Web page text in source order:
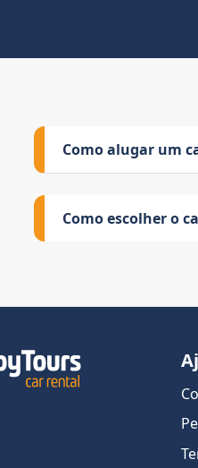
Como alugar um
Como escolher o